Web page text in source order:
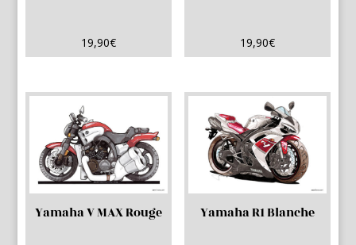
19,90€ 19,90€
Yamaha V MAX Rouge Yamaha R1 Blanche